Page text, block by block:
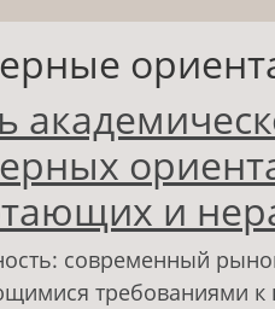
и
современный
требованиями к